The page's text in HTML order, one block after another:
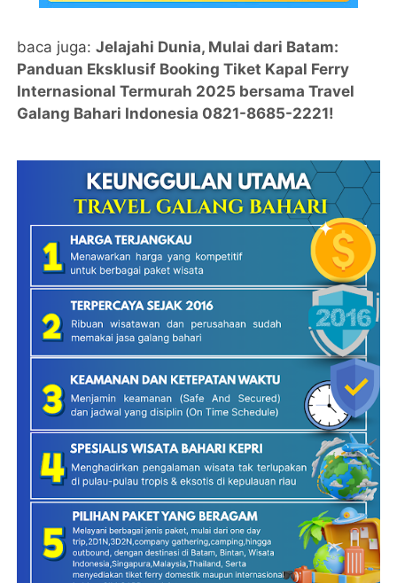
baca juga:Jelajahi Dunia, Mulai dari Batam:
Panduan Eksklusif Booking Tiket Kapal Ferry
Internasional Termurah 2025 bersama Travel
Galang Bahari Indonesia 0821-8685-2221!